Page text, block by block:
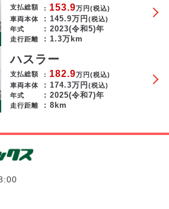
支払総額 153.9万円(税込)
車両本体
145.9万円(税込)
年式
2023(令和5)年
走行距離 1.3万km
ハスラー
支払総額 182.9万円(税込)
車両本体
174.3万円(税込)
年式
2025(令和7)年
走行距離 8km